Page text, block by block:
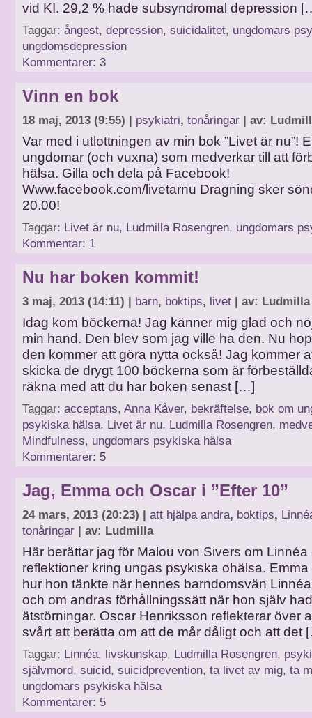
vid KI. 29,2 % hade subsyndromal depression
Taggar: ångest, depression, suicidalitet, ungdomars
ungdomsdepression
Kommentarer: 3
Vinn en bok
18 maj, 2013 (9:55) | psykiatri, tonåringar | av:
Var med i utlottningen av min bok ”Livet är nu”!
ungdomar (och vuxna) som medverkar till att
hälsa. Gilla och dela på Facebook!
Www.facebook.com/livetarnu Dragning sker
20.00!
Taggar: Livet är nu, Ludmilla Rosengren, ungdomars
Kommentar: 1
Nu har boken kommit!
3 maj, 2013 (14:11) | barn, boktips, livet | av: Ludmilla
Idag kom böckerna! Jag känner mig glad och
min hand. Den blev som jag ville ha den. Nu
den kommer att göra nytta också! Jag kommer
skicka de drygt 100 böckerna som är
räkna med att du har boken senast […]
Taggar: acceptans, Anna Kåver, bekräftelse, bok om
psykiska hälsa, Livet är nu, Ludmilla Rosengren,
Mindfulness, ungdomars psykiska hälsa
Kommentarer: 5
Jag, Emma och Oscar i ”Efter 10”
24 mars, 2013 (20:23) | att hjälpa andra, boktips,
tonåringar | av: Ludmilla
Här berättar jag för Malou von Sivers om Linnéa
reflektioner kring ungas psykiska ohälsa. Emma
hur hon tänkte när hennes barndomsvän
och om andras förhållningssätt när hon själv
ätstörningar. Oscar Henriksson reflekterar över
svårt att berätta om att de mår dåligt och att det
Taggar: Linnéa, livskunskap, Ludmilla Rosengren,
självmord, suicid, suicidprevention, ta livet av mig, ta
ungdomars psykiska hälsa
Kommentarer: 5